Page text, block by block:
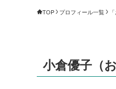
TOP プロフィール一覧
小倉優子（